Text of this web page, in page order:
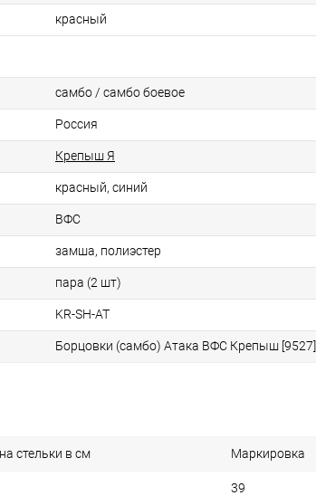
красный
самбо / самбо боевое
Россия
Крепыш Я
красный, синий
ВФС
замша, полиэстер
пара (2 шт)
KR-SH-AT
Борцовки (самбо) Атака ВФС Крепыш [9527]
стельки в см Маркировка
39